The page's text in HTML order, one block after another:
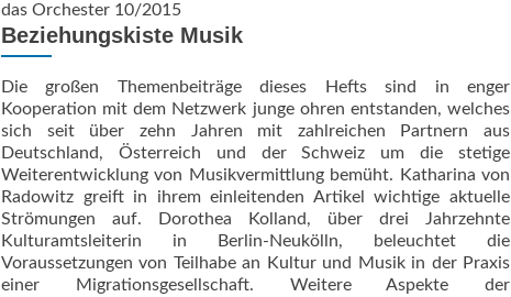
das Orchester 10/2015
Beziehungskiste Musik
Die großen Themenbeiträge dieses Hefts sind in enger
Kooperation mit dem Netzwerk junge ohren entstanden, welches
sich seit über zehn Jahren mit zahlreichen Partnern aus
Deutschland, Österreich und der Schweiz um die stetige
Weiterentwicklung von Musikvermittlung bemüht. Katharina von
Radowitz greift in ihrem einleitenden Artikel wichtige aktuelle
Strömungen auf. Dorothea Kolland, über drei Jahrzehnte
Kulturamtsleiterin in Berlin-Neukölln, beleuchtet die
Voraussetzungen von Teilhabe an Kultur und Musik in der Praxis
einer Migrationsgesellschaft. Weitere Aspekte der